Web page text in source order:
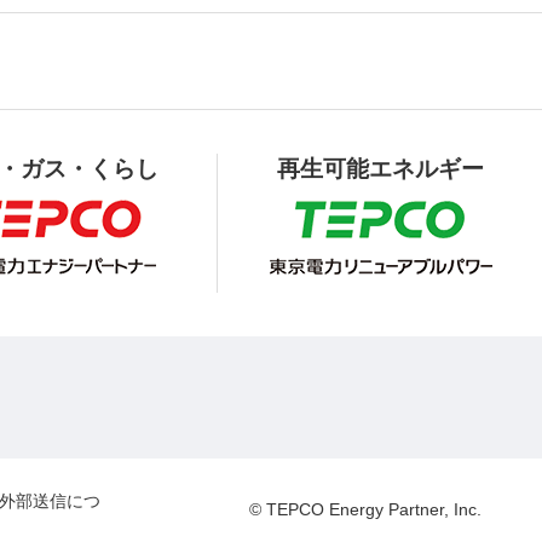
ガス・くらし 再生可能エネルギー
部送信につ © TEPCO Energy Partner, Inc.